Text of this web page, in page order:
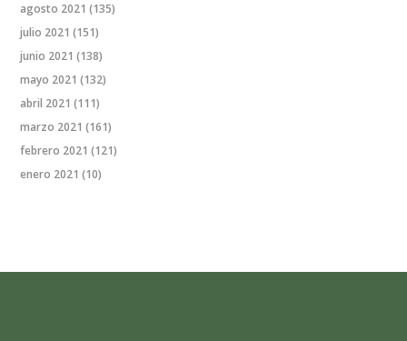
agosto 2021 (135)
julio 2021 (151)
junio 2021 (138)
mayo 2021 (132)
abril 2021 (111)
marzo 2021 (161)
febrero 2021 (121)
enero 2021 (10)